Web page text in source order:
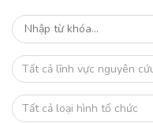
Tất cả lĩnh vực nguyên
Tất cả loại hình tổ chức